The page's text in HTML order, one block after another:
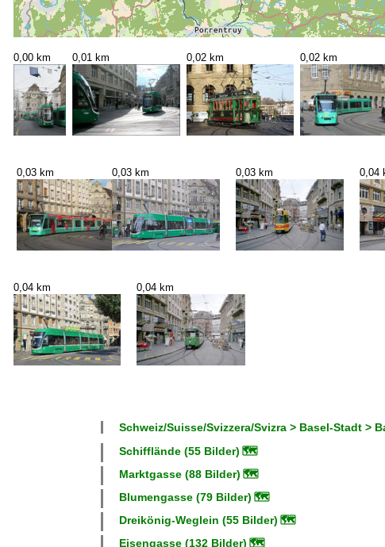
0,00 km 0,01 km 0,02 km 0,02 km
0,03 km 0,03 km 0,03 km 0,04
0,04 km 0,04 km
Schweiz/Suisse/Svizzera/Svizra > Basel-Stadt >
Schifflände (55 Bilder) 🗺
Marktgasse (88 Bilder) 🗺
Blumengasse (79 Bilder) 🗺
Dreikönig-Weglein (55 Bilder) 🗺
Eisengasse (132 Bilder) 🗺